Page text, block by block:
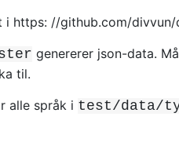
i https: //github.com/
genererer json-data.
til.
alle språk i test/data/